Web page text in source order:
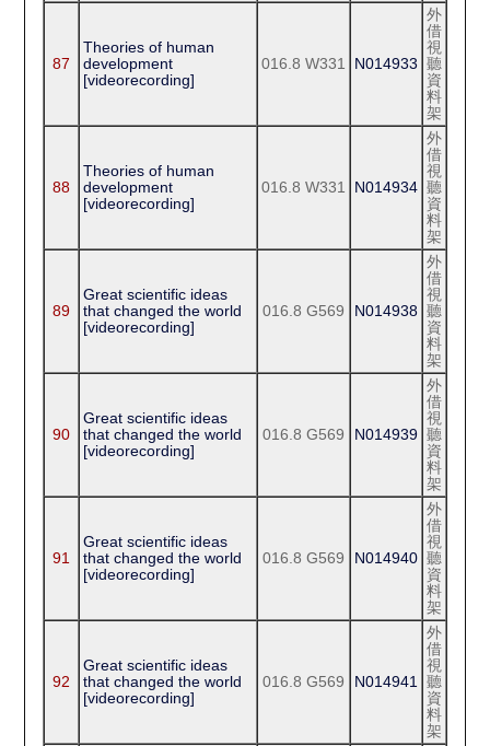
87
Theories of human
development
[videorecording]
016.8 W331 N014933
外
借
視
聽
資
料
架
88
Theories of human
development
[videorecording]
016.8 W331 N014934
外
借
視
聽
資
料
架
89
Great scientific ideas
that changed the world
[videorecording]
016.8 G569 N014938
外
借
視
聽
資
料
架
90
Great scientific ideas
that changed the world
[videorecording]
016.8 G569 N014939
外
借
視
聽
資
料
架
91
Great scientific ideas
that changed the world
[videorecording]
016.8 G569 N014940
外
借
視
聽
資
料
架
92
Great scientific ideas
that changed the world
[videorecording]
016.8 G569 N014941
外
借
視
聽
資
料
架